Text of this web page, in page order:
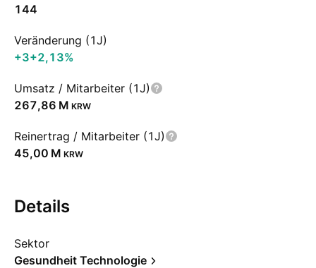
144
Veränderung (1J)
+3+2,13%
Umsatz / Mitarbeiter (1J)
‪267,86 M‬ KRW
Reinertrag / Mitarbeiter (1J)
‪45,00 M‬ KRW
Details
Sektor
Gesundheit Technologie